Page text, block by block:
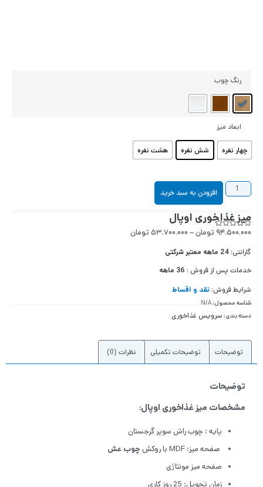
رنگ چوب
ابعاد میز
چهار نفره شش نفره هشت نفره
افزودن به سبد خرید
میز غذاخوری اوپال
۹۴.۵۰۰.۰۰۰ تومان– ۵۳.۷۰۰.۰۰۰ تومان
گارانتی: 24 ماهه معتبر شرکتی
خدمات پس از فروش : 36 ماهه
شرایط فروش: نقد و اقساط
شناسه محصول:N/A
دسته بندی: سرویس غذاخوری
توضیحات توضیحات تکمیلی نظرات (0)
توضیحات
مشخصات میز غذاخوری اوپال:
پایه : چوب راش سوپر گرجستان
صفحه میز: MDF با روکش
چوب عش
صفحه میز مونتاژی
زمان تحویل: 25 روز کاری